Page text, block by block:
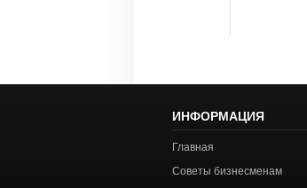
ИНФОРМАЦИЯ
Главная
Советы бизнесменам